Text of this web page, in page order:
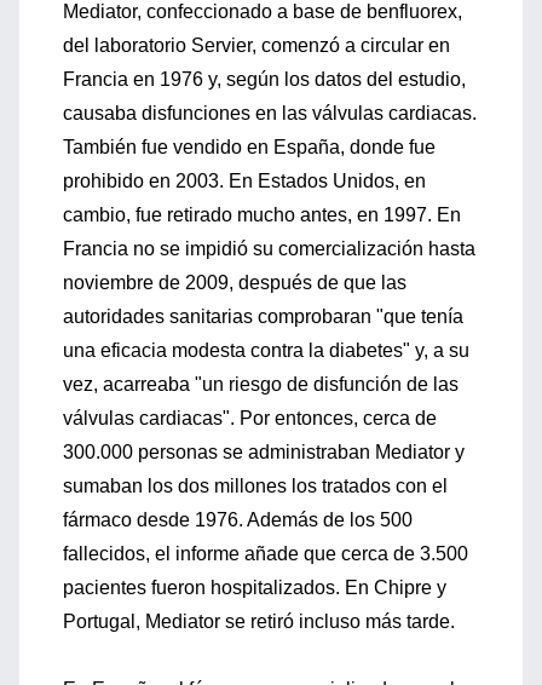
Mediator, confeccionado a base de benfluorex,
del laboratorio Servier, comenzó a circular en
Francia en 1976 y, según los datos del estudio,
causaba disfunciones en las válvulas cardiacas.
También fue vendido en España, donde fue
prohibido en 2003. En Estados Unidos, en
cambio, fue retirado mucho antes, en 1997. En
Francia no se impidió su comercialización hasta
noviembre de 2009, después de que las
autoridades sanitarias comprobaran "que tenía
una eficacia modesta contra la diabetes" y, a su
vez, acarreaba "un riesgo de disfunción de las
válvulas cardiacas". Por entonces, cerca de
300.000 personas se administraban Mediator y
sumaban los dos millones los tratados con el
fármaco desde 1976. Además de los 500
fallecidos, el informe añade que cerca de 3.500
pacientes fueron hospitalizados. En Chipre y
Portugal, Mediator se retiró incluso más tarde.